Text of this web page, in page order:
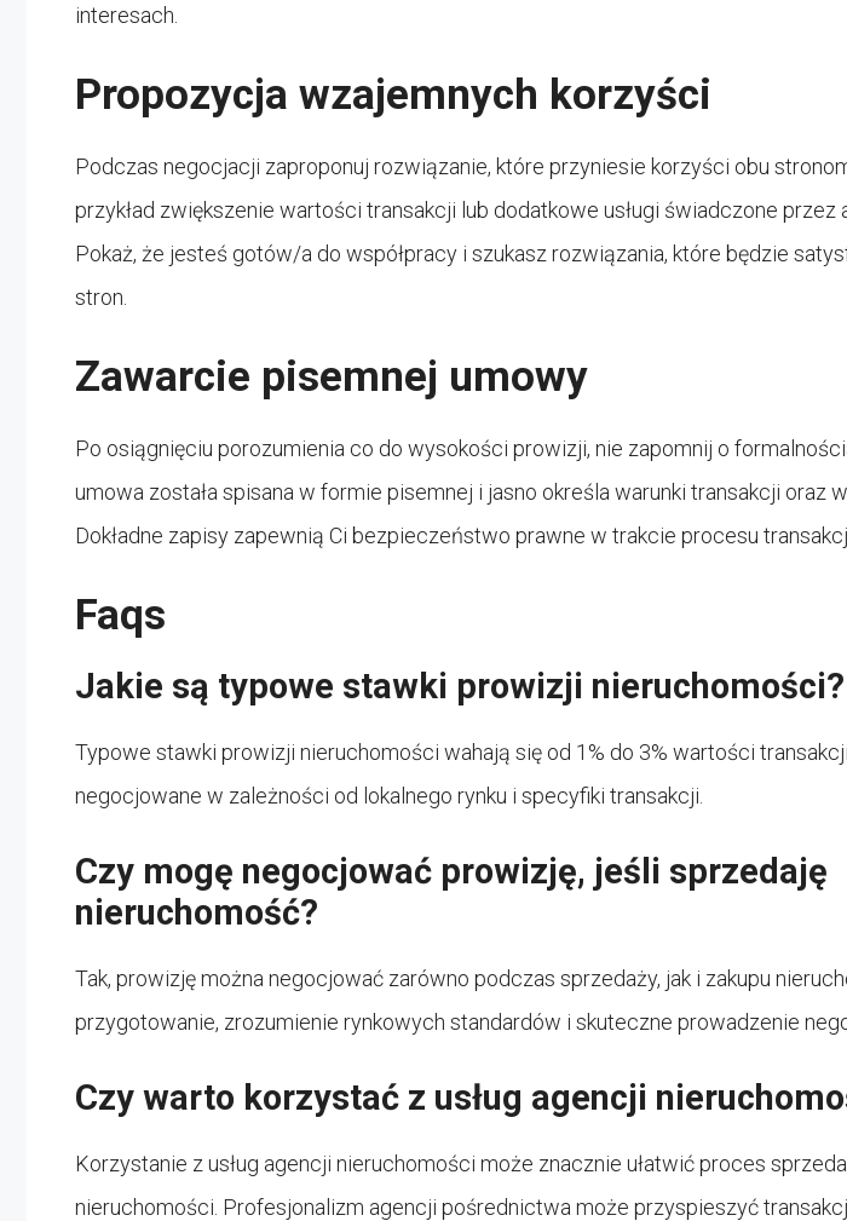
interesach.
Propozycja wzajemnych korzyści
Podczas negocjacji zaproponuj rozwiązanie, które przyniesie korzyści obu
przykład zwiększenie wartości transakcji lub dodatkowe usługi świadczone przez
Pokaż, że jesteś gotów/a do współpracy i szukasz rozwiązania, które będzie
stron.
Zawarcie pisemnej umowy
Po osiągnięciu porozumienia co do wysokości prowizji, nie zapomnij o
umowa została spisana w formie pisemnej i jasno określa warunki transakcji oraz
Dokładne zapisy zapewnią Ci bezpieczeństwo prawne w trakcie procesu
Faqs
Jakie są typowe stawki prowizji nieruchomości?
Typowe stawki prowizji nieruchomości wahają się od 1% do 3% wartości
negocjowane w zależności od lokalnego rynku i specyfiki transakcji.
Czy mogę negocjować prowizję, jeśli sprzedaję
nieruchomość?
Tak, prowizję można negocjować zarówno podczas sprzedaży, jak i zakupu
przygotowanie, zrozumienie rynkowych standardów i skuteczne prowadzenie
Czy warto korzystać z usług agencji
Korzystanie z usług agencji nieruchomości może znacznie ułatwić proces
nieruchomości. Profesjonalizm agencji pośrednictwa może przyspieszyć